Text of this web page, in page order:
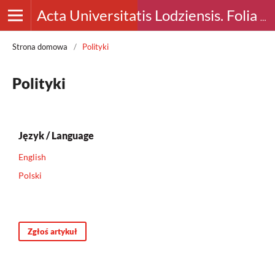
Acta Universitatis Lodziensis. Folia Archaeologica
Strona domowa / Polityki
Polityki
Język / Language
English
Polski
Zgłoś artykuł